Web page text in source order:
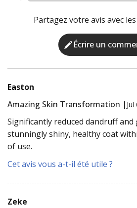
Partagez votre avis avec
Écrire un
Easton
Amazing Skin Transformation |
Significantly reduced dandruff and
stunningly shiny, healthy coat
of use.
Cet avis vous a-t-il été utile ?
Zeke